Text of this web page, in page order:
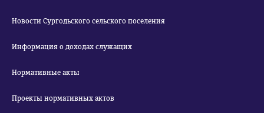
Новости Сургодьского сельского поселения
Информация о доходах служащих
Нормативные акты
Проекты нормативных актов